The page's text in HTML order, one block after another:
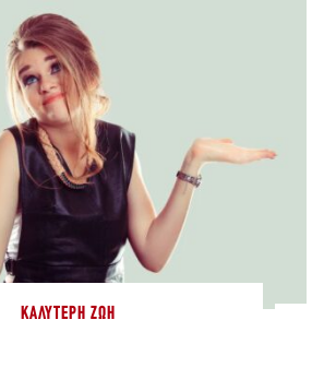
ΚΑΛΎΤΕΡΗ ΖΩΉ